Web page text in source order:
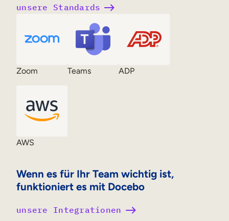
unsere Standards
Wenn es für Ihr Team wichtig ist,
funktioniert es mit Docebo
Zoom Teams ADP
AWS
unsere Integrationen